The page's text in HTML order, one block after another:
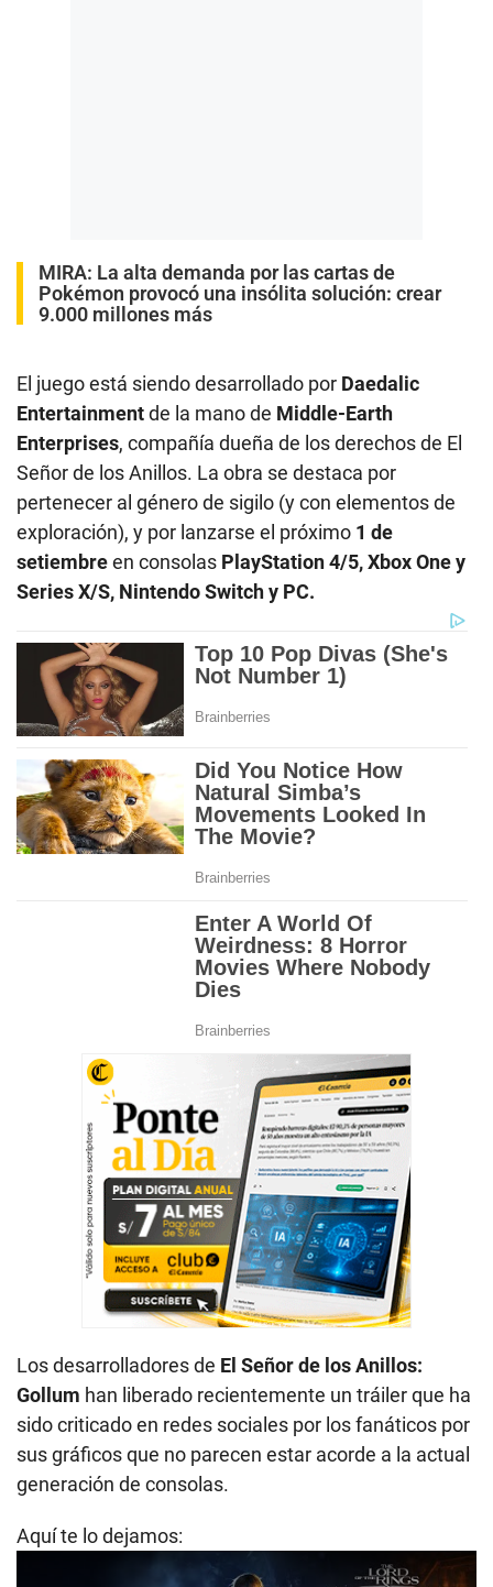
MIRA: La alta demanda por las cartas de
Pokémon provocó una insólita solución: crear
9.000 millones más
El juego está siendo desarrollado por Daedalic
Entertainmentde la mano de Middle-Earth
Enterprises, compañía dueña de los derechos de El
Señor de los Anillos. La obra se destaca por
pertenecer al género de sigilo (y con elementos de
exploración), y por lanzarse el próximo 1 de
setiembreen consolas PlayStation 4/5, Xbox One y
Series X/S, Nintendo Switch y PC.
Los desarrolladores de El Señor de los Anillos:
Gollum han liberado recientemente un tráiler que ha
sido criticado en redes sociales por los fanáticos por
sus gráficos que no parecen estar acorde a la actual
generación de consolas.
Aquí te lo dejamos: